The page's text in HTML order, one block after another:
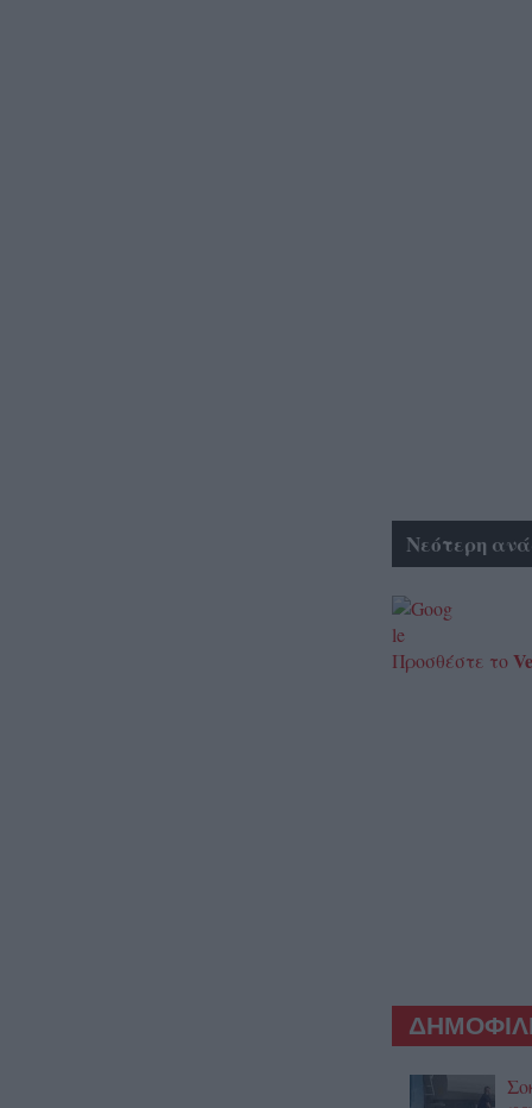
Νεότερη
Προσθέστε το